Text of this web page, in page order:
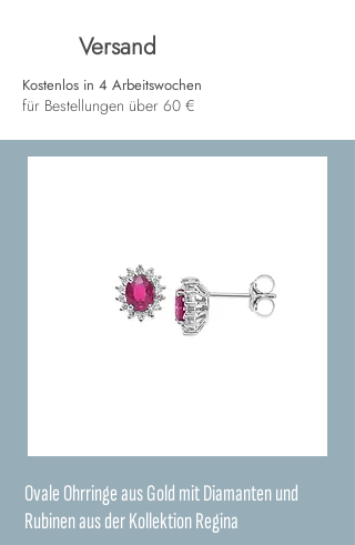
Versand
Kostenlos in 4 Arbeitswochen
für Bestellungen über 60 €
Ovale Ohrringe aus Gold mit Diamanten und
Rubinen aus der Kollektion Regina